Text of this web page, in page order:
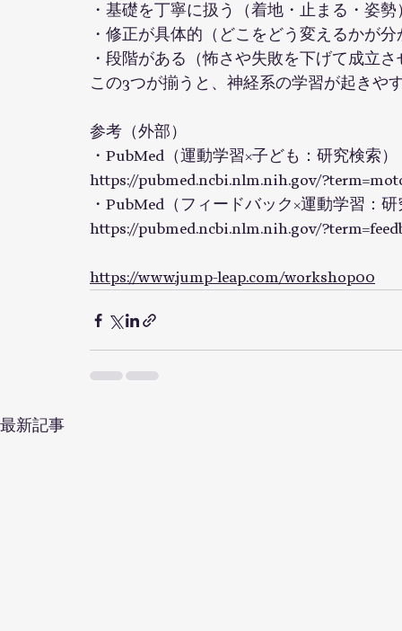
・基礎を丁寧に扱う（着地・止まる・姿勢
・修正が具体的（どこをどう変えるかが分
・段階がある（怖さや失敗を下げて成立さ
この3つが揃うと、神経系の学習が起きや
参考（外部）
・PubMed（運動学習×子ども：研究検索）
https://pubmed.ncbi.nlm.nih.gov/
・PubMed（フィードバック×運動学習：
https://pubmed.ncbi.nlm.nih.gov/
https://www.jump-leap.com/workshop00
最新記事